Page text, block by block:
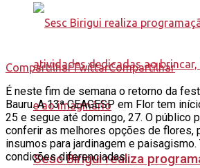
Sesc Birigui realiza
CompartilharTwittarCompartilhar
É neste fim de semana o retorno da
Bauru. A 13ª CEAGESP em Flor tem
25 e segue até domingo, 27. O público
conferir as melhores opções de flores,
insumos para jardinagem e
condições diferenciadas.